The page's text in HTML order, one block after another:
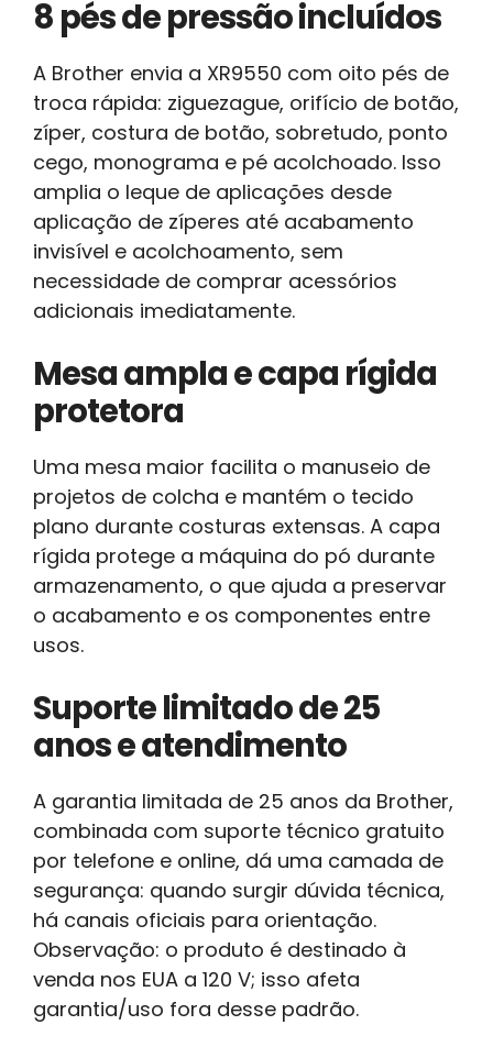
8 pés de pressão incluídos
A Brother envia a XR9550 com oito pés de
troca rápida: ziguezague, orifício de botão,
zíper, costura de botão, sobretudo, ponto
cego, monograma e pé acolchoado. Isso
amplia o leque de aplicações desde
aplicação de zíperes até acabamento
invisível e acolchoamento, sem
necessidade de comprar acessórios
adicionais imediatamente.
Mesa ampla e capa rígida
protetora
Uma mesa maior facilita o manuseio de
projetos de colcha e mantém o tecido
plano durante costuras extensas. A capa
rígida protege a máquina do pó durante
armazenamento, o que ajuda a preservar
o acabamento e os componentes entre
usos.
Suporte limitado de 25
anos e atendimento
A garantia limitada de 25 anos da Brother,
combinada com suporte técnico gratuito
por telefone e online, dá uma camada de
segurança: quando surgir dúvida técnica,
há canais oficiais para orientação.
Observação: o produto é destinado à
venda nos EUA a 120 V; isso afeta
garantia/uso fora desse padrão.